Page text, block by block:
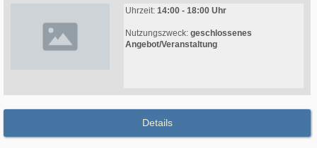
Uhrzeit: 14:00 - 18:00 Uhr
Nutzungszweck: geschlossenes
Angebot/Veranstaltung
Details